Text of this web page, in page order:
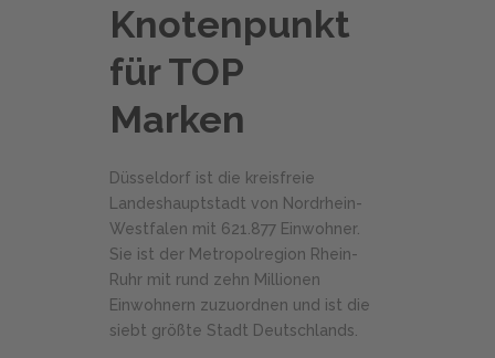
Knotenpunkt
für TOP
Marken
Düsseldorf ist die kreisfreie
Landeshauptstadt von Nordrhein-
Westfalen mit 621.877 Einwohner.
Sie ist der Metropolregion Rhein-
Ruhr mit rund zehn Millionen
Einwohnern zuzuordnen und ist die
siebt größte Stadt Deutschlands.